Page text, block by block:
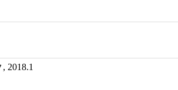
2018.1